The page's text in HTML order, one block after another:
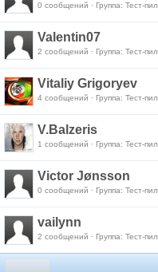
0 сообщений · Группа: Тест-
Valentin07
2 сообщений · Группа: Тест-
Vitaliy Grigoryev
4 сообщений · Группа: Тест-
V.Balzeris
1 сообщений · Группа: Тест-
Victor Jønsson
0 сообщений · Группа: Тест-
vailynn
2 сообщений · Группа: Тест-